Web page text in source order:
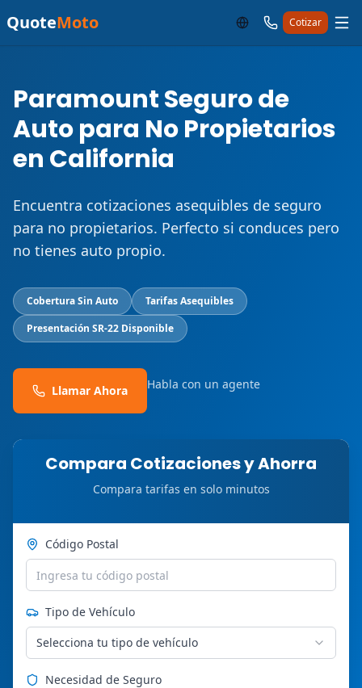
QuoteMoto Cotizar
Paramount Seguro de
Auto para No Propietarios
en California
Encuentra cotizaciones asequibles de seguro
para no propietarios. Perfecto si conduces pero
no tienes auto propio.
Cobertura Sin Auto
Tarifas Asequibles
Presentación SR-22 Disponible
Llamar Ahora Habla con un agente
Compara Cotizaciones y Ahorra
Compara tarifas en solo minutos
Código Postal
Tipo de Vehículo
Selecciona tu tipo de vehículo
Necesidad de Seguro